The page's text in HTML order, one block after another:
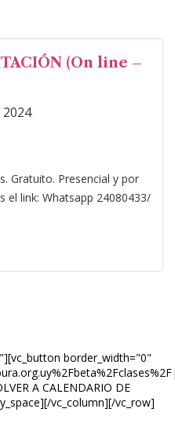
(On line –
Gratuito. Presencial y por
el link: Whatsapp 24080433/
border_width="0"
A CALENDARIO DE
vc_column][/vc_row]